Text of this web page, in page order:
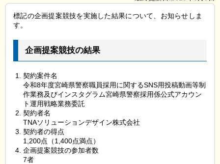
標記の企画提案競技を実施した結果について、お知らせしま
す。
企画提案競技の結果
契約案件名
令和8年度宮崎県警察職員採用に関するSNS用投稿動画等制
作業務及びインスタグラム宮崎県警察採用係公式アカウン
ト運用戦略業務委託
契約者名
TNAソリューションデザイン株式会社
契約者の得点
1,200点（1,400点満点）
企画提案競技の参加者数
7者